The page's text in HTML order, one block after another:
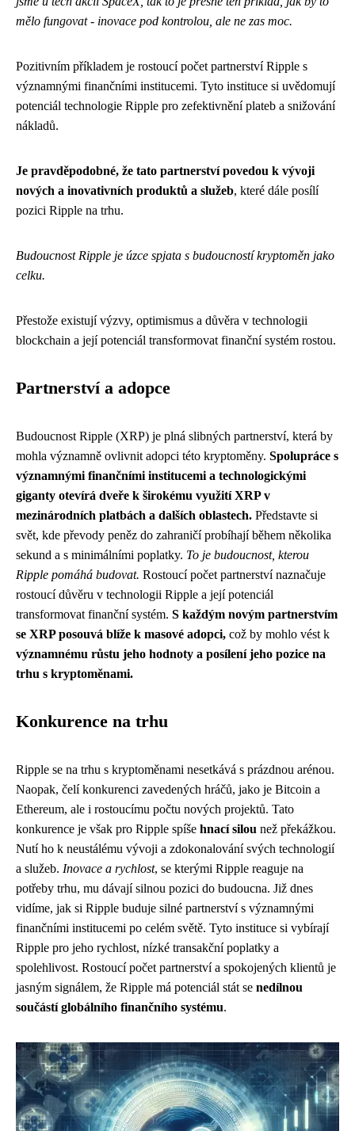
mělo fungovat - inovace pod kontrolou, ale ne zas moc.
Pozitivním příkladem je rostoucí počet partnerství Ripple s
významnými finančními institucemi. Tyto instituce si uvědomují
potenciál technologie Ripple pro zefektivnění plateb a snižování
nákladů.
Je pravděpodobné, že tato partnerství povedou k vývoji
nových a inovativních produktů a služeb, které dále posílí
pozici Ripple na trhu.
Budoucnost Ripple je úzce spjata s budoucností kryptoměn jako
celku.
Přestože existují výzvy, optimismus a důvěra v technologii
blockchain a její potenciál transformovat finanční systém rostou.
Partnerství a adopce
Budoucnost Ripple (XRP) je plná slibných partnerství, která by
mohla významně ovlivnit adopci této kryptoměny. Spolupráce s
významnými finančními institucemi a technologickými
giganty otevírá dveře k širokému využití XRP v
mezinárodních platbách a dalších oblastech. Představte si
svět, kde převody peněz do zahraničí probíhají během několika
sekund a s minimálními poplatky. To je budoucnost, kterou
Ripple pomáhá budovat. Rostoucí počet partnerství naznačuje
rostoucí důvěru v technologii Ripple a její potenciál
transformovat finanční systém. S každým novým partnerstvím
se XRP posouvá blíže k masové adopci, což by mohlo vést k
významnému růstu jeho hodnoty a posílení jeho pozice na
trhu s kryptoměnami.
Konkurence na trhu
Ripple se na trhu s kryptoměnami nesetkává s prázdnou arénou.
Naopak, čelí konkurenci zavedených hráčů, jako je Bitcoin a
Ethereum, ale i rostoucímu počtu nových projektů. Tato
konkurence je však pro Ripple spíše hnací silou než překážkou.
Nutí ho k neustálému vývoji a zdokonalování svých technologií
a služeb. Inovace a rychlost, se kterými Ripple reaguje na
potřeby trhu, mu dávají silnou pozici do budoucna. Již dnes
vidíme, jak si Ripple buduje silné partnerství s významnými
finančními institucemi po celém světě. Tyto instituce si vybírají
Ripple pro jeho rychlost, nízké transakční poplatky a
spolehlivost. Rostoucí počet partnerství a spokojených klientů je
jasným signálem, že Ripple má potenciál stát se nedílnou
součástí globálního finančního systému.